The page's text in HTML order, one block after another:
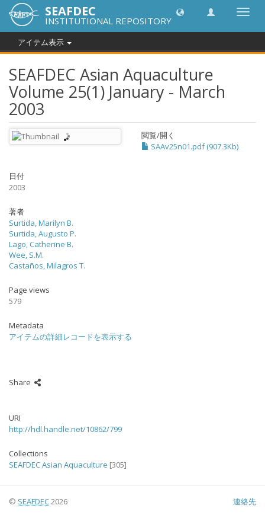
SEAFDEC
INSTITUTIONAL REPOSITORY
アイテム表示
SEAFDEC Asian Aquaculture
Volume 25(1) January - March
2003
閲覧/開く
SAAv25n01.pdf (907.3Kb)
日付
2003
著者
Surtida, Marilyn B.
Surtida, Augusto P.
Lago, Catherine B.
Wee, S.M.
Castaños, Milagros T.
Page views
579
Metadata
アイテムの詳細レコードを表示する
Share
URI
http://hdl.handle.net/10862/799
Collections
SEAFDEC Asian Aquaculture [305]
© SEAFDEC2026 連絡先